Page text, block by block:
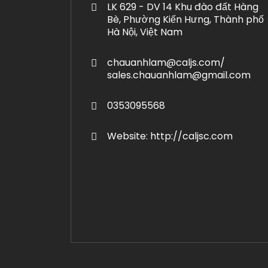
LK 629 - DV 14 Khu đào đất Hàng
Bè, Phường Kiến Hưng, Thành phố
Hà Nội, Việt Nam
chauanhlam@caljs.com/
sales.chauanhlam@gmail.com
0353095568
Website: http://caljsc.com